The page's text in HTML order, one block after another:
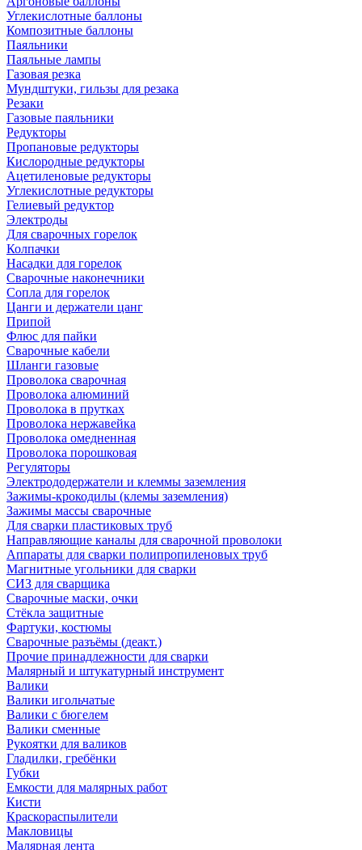
Углекислотные баллоны
Композитные баллоны
Паяльники
Паяльные лампы
Газовая резка
Мундштуки, гильзы для резака
Резаки
Газовые паяльники
Редукторы
Пропановые редукторы
Кислородные редукторы
Ацетиленовые редукторы
Углекислотные редукторы
Гелиевый редуктор
Электроды
Для сварочных горелок
Колпачки
Насадки для горелок
Сварочные наконечники
Сопла для горелок
Цанги и держатели цанг
Припой
Флюс для пайки
Сварочные кабели
Шланги газовые
Проволока сварочная
Проволока алюминий
Проволока в прутках
Проволока нержавейка
Проволока омедненная
Проволока порошковая
Регуляторы
Электрододержатели и клеммы заземления
Зажимы-крокодилы (клемы заземления)
Зажимы массы сварочные
Для сварки пластиковых труб
Направляющие каналы для сварочной проволоки
Аппараты для сварки полипропиленовых труб
Магнитные угольники для сварки
СИЗ для сварщика
Сварочные маски, очки
Стёкла защитные
Фартуки, костюмы
Сварочные разъёмы (деакт.)
Прочие принадлежности для сварки
Малярный и штукатурный инструмент
Валики
Валики игольчатые
Валики с бюгелем
Валики сменные
Рукоятки для валиков
Гладилки, гребёнки
Губки
Емкости для малярных работ
Кисти
Краскораспылители
Макловицы
Малярная лента